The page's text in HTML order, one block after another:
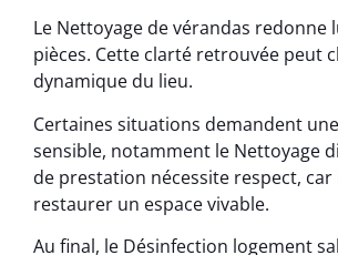
Le Nettoyage de vérandas redonne
pièces. Cette clarté retrouvée peut
dynamique du lieu.
Certaines situations demandent
sensible, notamment le Nettoyage
de prestation nécessite respect, car
restaurer un espace vivable.
Au final, le Désinfection logement